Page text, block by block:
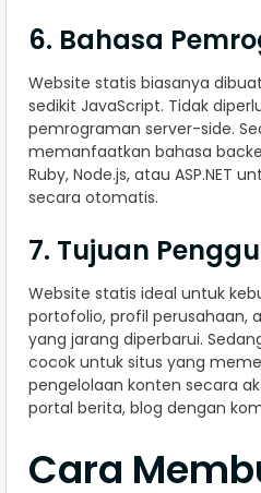
6. Bahasa
Website statis biasanya
sedikit JavaScript. Tidak
pemrograman server-side.
memanfaatkan bahasa
Ruby, Node.js, atau ASP.NET
secara otomatis.
7. Tujuan
Website statis ideal untuk
portofolio, profil perusahaan,
yang jarang diperbarui.
cocok untuk situs yang
pengelolaan konten secara
portal berita, blog dengan
Cara